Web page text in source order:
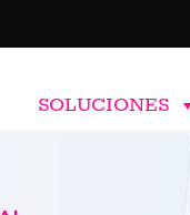
SOLUCIONES